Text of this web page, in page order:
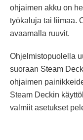
ohjaimen akku on
työkaluja tai liimaa.
avaamalla ruuvit.
Ohjelmistopuolella
suoraan Steam
ohjaimen
Steam Deckin
valmiit asetukset